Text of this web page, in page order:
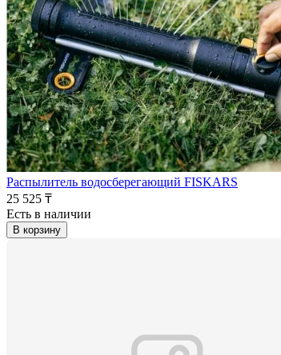
Распылитель водосберегающий FISKARS
25 525 ₸
Есть в наличии
В корзину